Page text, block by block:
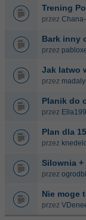
Trening
przez
Bark inny
przez
Jak latwo
przez
Planik do
przez
Plan dla
przez
Silownia
przez
Nie moge
przez